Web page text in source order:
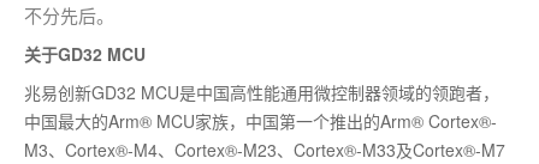
不分先后。
关于GD32 MCU
兆易创新GD32 MCU是中国高性能通用微控制器领域的领跑者，
中国最大的Arm® MCU家族，中国第一个推出的Arm® Cortex®-
M3、Cortex®-M4、Cortex®-M23、Cortex®-M33及Cortex®-M7